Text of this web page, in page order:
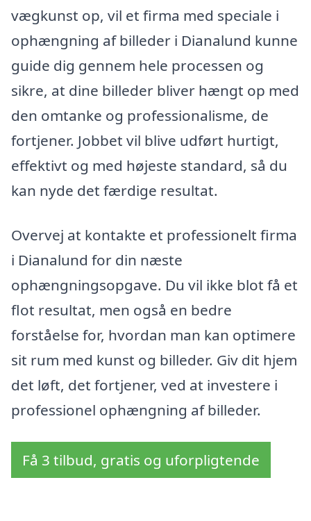
vægkunst op, vil et firma med speciale i
ophængning af billeder i Dianalund kunne
guide dig gennem hele processen og
sikre, at dine billeder bliver hængt op med
den omtanke og professionalisme, de
fortjener. Jobbet vil blive udført hurtigt,
effektivt og med højeste standard, så du
kan nyde det færdige resultat.
Overvej at kontakte et professionelt firma
i Dianalund for din næste
ophængningsopgave. Du vil ikke blot få et
flot resultat, men også en bedre
forståelse for, hvordan man kan optimere
sit rum med kunst og billeder. Giv dit hjem
det løft, det fortjener, ved at investere i
professionel ophængning af billeder.
Få 3 tilbud, gratis og uforpligtende